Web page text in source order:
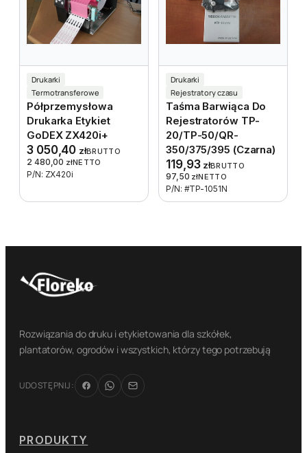
Drukarki
Termotransferowe
Półprzemysłowa
Drukarka Etykiet
GoDEX ZX420i+
3 050,40 złBRUTTO
2 480,00 złNETTO
P/N: ZX420i
Drukarki
Rejestratory czasu
Taśma Barwiąca Do
Rejestratorów TP-
20/TP-50/QR-
350/375/395 (czarna)
119,93 złBRUTTO
97,50 złNETTO
P/N: #TP-1051N
Rozwiązania do druku i etykietowania dla szkółek,
plantatorów, ogrodów i wszystkich, którzy tego potrzebują
UDOSTĘPNIJ:
PRODUKTY